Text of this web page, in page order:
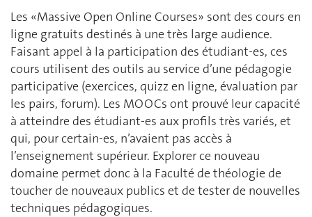
Les «Massive Open Online Courses» sont des cours en
ligne gratuits destinés à une très large audience.
Faisant appel à la participation des étudiant-es, ces
cours utilisent des outils au service d’une pédagogie
participative (exercices, quizz en ligne, évaluation par
les pairs, forum). Les MOOCs ont prouvé leur capacité
à atteindre des étudiant-es aux profils très variés, et
qui, pour certain-es, n’avaient pas accès à
l’enseignement supérieur. Explorer ce nouveau
domaine permet donc à la Faculté de théologie de
toucher de nouveaux publics et de tester de nouvelles
techniques pédagogiques.